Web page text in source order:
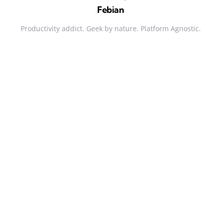
Febian
Productivity addict. Geek by nature. Platform Agnostic.